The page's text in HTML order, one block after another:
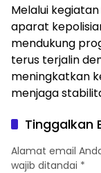
Melalui
aparat
mendukung
terus terjalin
meningkatkan
menjaga
Tinggalkan
Alamat email
wajib ditandai *